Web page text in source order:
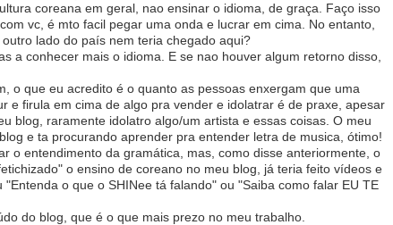
coreana em geral, nao ensinar o idioma, de graça. Faço isso
vc, é mto facil pegar uma onda e lucrar em cima. No entanto,
lado do país nem teria chegado aqui?
a conhecer mais o idioma. E se nao houver algum retorno disso,
o que eu acredito é o quanto as pessoas enxergam que uma
e firula em cima de algo pra vender e idolatrar é de praxe, apesar
blog, raramente idolatro algo/um artista e essas coisas. O meu
e ta procurando aprender pra entender letra de musica, ótimo!
o entendimento da gramática, mas, como disse anteriormente, o
o ensino de coreano no meu blog, já teria feito vídeos e
o que o SHINee tá falando" ou "Saiba como falar EU TE
do blog, que é o que mais prezo no meu trabalho.